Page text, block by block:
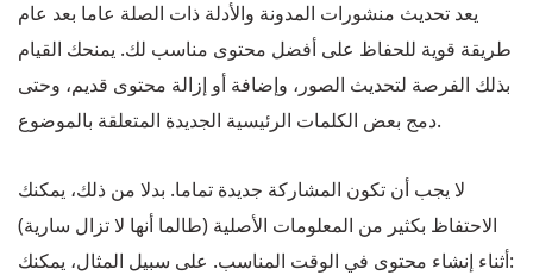
يعد تحديث منشورات المدونة والأدلة ذات الصلة عاما بعد عام
طريقة قوية للحفاظ على أفضل محتوى مناسب لك. يمنحك القيام
بذلك الفرصة لتحديث الصور، وإضافة أو إزالة محتوى قديم، وحتى
دمج بعض الكلمات الرئيسية الجديدة المتعلقة بالموضوع.
لا يجب أن تكون المشاركة جديدة تماما. بدلا من ذلك، يمكنك
الاحتفاظ بكثير من المعلومات الأصلية (طالما أنها لا تزال سارية)
أثناء إنشاء محتوى في الوقت المناسب. على سبيل المثال، يمكنك: